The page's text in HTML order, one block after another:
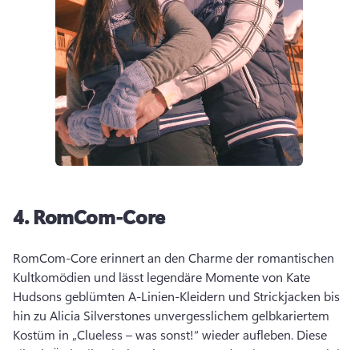
4.RomCom-Core
RomCom-Core erinnert an den Charme der romantischen
Kultkomödien und lässt legendäre Momente von Kate
Hudsons geblümten A-Linien-Kleidern und Strickjacken bis
hin zu Alicia Silverstones unvergesslichem gelbkariertem
Kostüm in „Clueless – was sonst!“ wieder aufleben. Diese